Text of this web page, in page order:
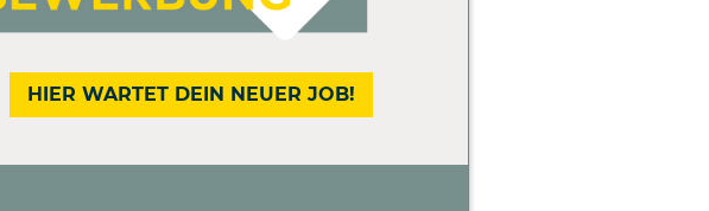
HIER WARTET DEIN NEUER JOB!